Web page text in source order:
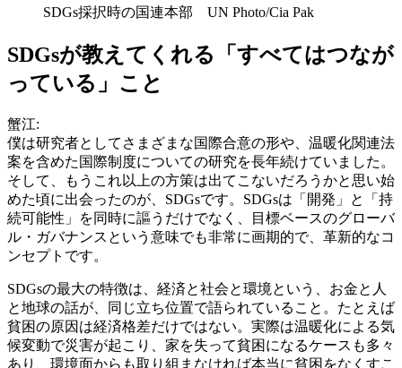
SDGs採択時の国連本部 UN Photo/Cia Pak
SDGsが教えてくれる「すべてはつなが
っている」こと
蟹江:
僕は研究者としてさまざまな国際合意の形や、温暖化関連法
案を含めた国際制度についての研究を長年続けていました。
そして、もうこれ以上の方策は出てこないだろうかと思い始
めた頃に出会ったのが、SDGsです。SDGsは「開発」と「持
続可能性」を同時に謳うだけでなく、目標ベースのグローバ
ル・ガバナンスという意味でも非常に画期的で、革新的なコ
ンセプトです。
SDGsの最大の特徴は、経済と社会と環境という、お金と人
と地球の話が、同じ立ち位置で語られていること。たとえば
貧困の原因は経済格差だけではない。実際は温暖化による気
候変動で災害が起こり、家を失って貧困になるケースも多々
あり、環境面からも取り組まなければ本当に貧困をなくすこ